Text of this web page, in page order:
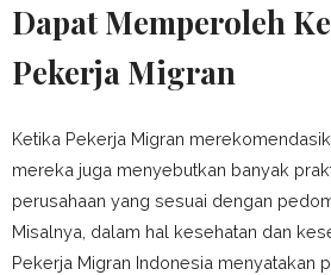
Dapat Memperoleh
Pekerja Migran
Ketika Pekerja Migran
mereka juga menyebutkan banyak
perusahaan yang sesuai dengan
Misalnya, dalam hal kesehatan dan
Pekerja Migran Indonesia menyatakan